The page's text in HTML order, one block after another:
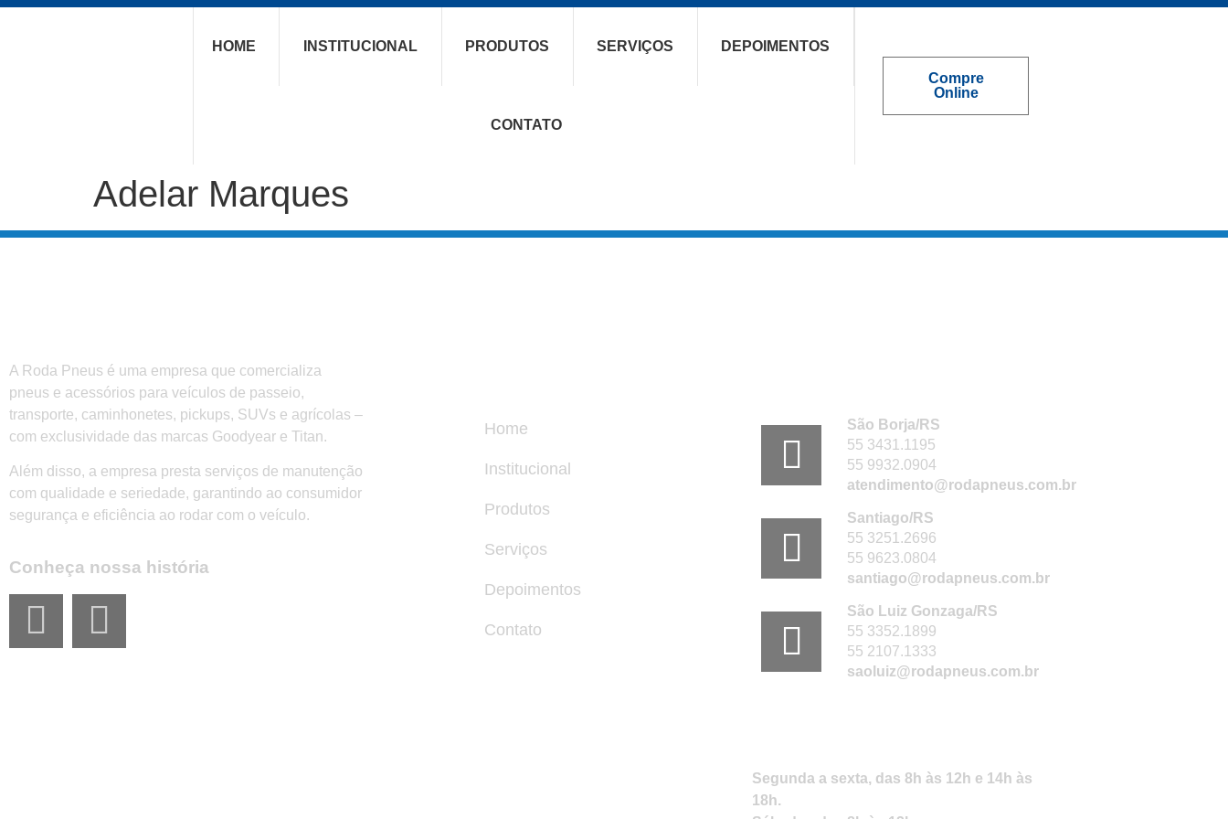
HOME INSTITUCIONAL PRODUTOS SERVIÇOS DEPOIMENTOS
CONTATO
Compre
Online
Adelar Marques
A Roda Pneus é uma empresa que comercializa
pneus e acessórios para veículos de passeio,
transporte, caminhonetes, pickups, SUVs e agrícolas –
com exclusividade das marcas Goodyear e Titan.
Além disso, a empresa presta serviços de manutenção
com qualidade e seriedade, garantindo ao consumidor
segurança e eficiência ao rodar com o veículo.
Conheça nossa história
Home
Institucional
Produtos
Serviços
Depoimentos
Contato
São Borja/RS
55 3431.1195
55 9932.0904
atendimento@rodapneus.com.br
Santiago/RS
55 3251.2696
55 9623.0804
santiago@rodapneus.com.br
São Luiz Gonzaga/RS
55 3352.1899
55 2107.1333
saoluiz@rodapneus.com.br
Segunda a sexta, das 8h às 12h e 14h às
18h.